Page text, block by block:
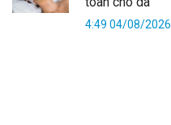
4:49 04/08/2026